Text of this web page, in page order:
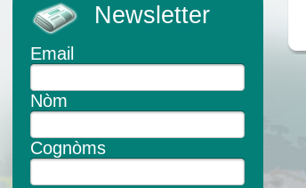
Newsletter
Email
Nòm
Cognòms